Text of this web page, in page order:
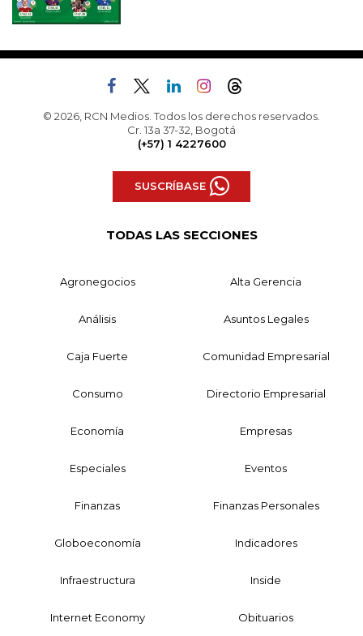
© 2026, RCN Medios. Todos los derechos reservados.
Cr. 13a 37-32, Bogotá
(+57) 1 4227600
SUSCRÍBASE
TODAS LAS SECCIONES
Agronegocios Alta Gerencia
Análisis Asuntos Legales
Caja Fuerte Comunidad Empresarial
Consumo Directorio Empresarial
Economía Empresas
Especiales Eventos
Finanzas Finanzas Personales
Globoeconomía Indicadores
Infraestructura Inside
Internet Economy Obituarios